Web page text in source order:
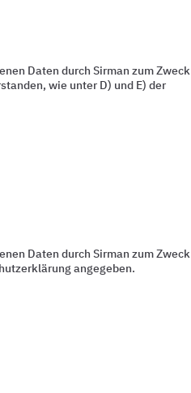
Daten durch Sirman zum Zweck
wie unter D) und E) der
Daten durch Sirman zum Zweck
angegeben.